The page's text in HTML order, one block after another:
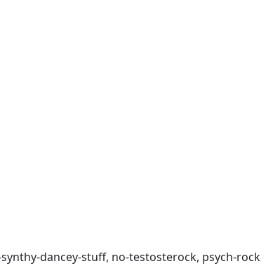
dancey-stuff, no-testosterock, psych-rock